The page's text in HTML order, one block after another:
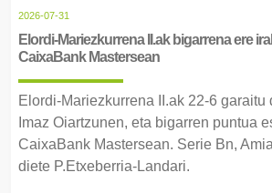
2026-07-31
Elordi-Mariezkurrena II.ak bigarrena ere
CaixaBank Mastersean
Elordi-Mariezkurrena II.ak 22-6 garaitu
Imaz Oiartzunen, eta bigarren puntua
CaixaBank Mastersean. Serie Bn,
diete P.Etxeberria-Landari.